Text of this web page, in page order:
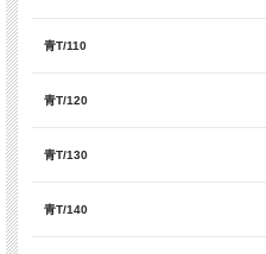
青T/110
青T/120
青T/130
青T/140